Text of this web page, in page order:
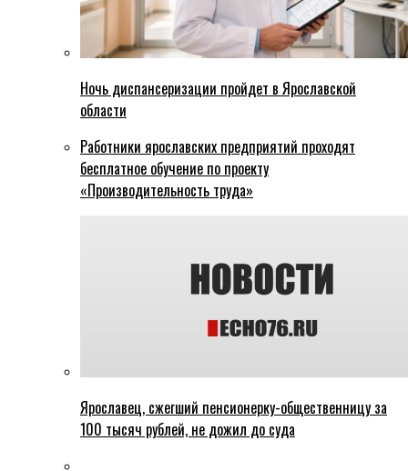
Ночь диспансеризации пройдет в Ярославской
области
Работники ярославских предприятий проходят
бесплатное обучение по проекту
«Производительность труда»
Ярославец, сжегший пенсионерку-общественницу за
100 тысяч рублей, не дожил до суда